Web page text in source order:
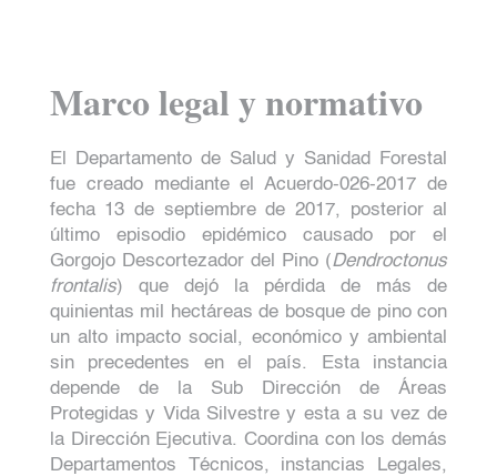
Marco legal y normativo
El Departamento de Salud y Sanidad Forestal
fue creado mediante el Acuerdo-026-2017 de
fecha 13 de septiembre de 2017, posterior al
último episodio epidémico causado por el
Gorgojo Descortezador del Pino (Dendroctonus
frontalis) que dejó la pérdida de más de
quinientas mil hectáreas de bosque de pino con
un alto impacto social, económico y ambiental
sin precedentes en el país. Esta instancia
depende de la Sub Dirección de Áreas
Protegidas y Vida Silvestre y esta a su vez de
la Dirección Ejecutiva. Coordina con los demás
Departamentos Técnicos, instancias Legales,